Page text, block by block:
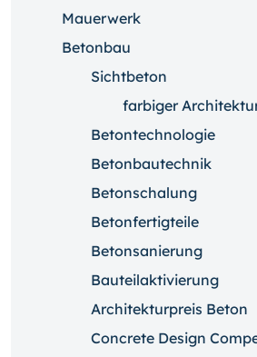
Mauerwerk
Betonbau
Sichtbeton
farbiger
Betontechnologie
Betonbautechnik
Betonschalung
Betonfertigteile
Betonsanierung
Bauteilaktivierung
Architekturpreis Beton
Concrete Design